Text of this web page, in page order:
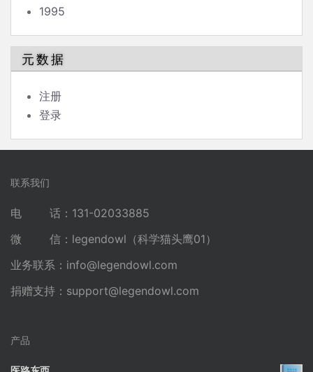
1995
元数据
注册
登录
联系我们
电 话：131-02033885
微 信：legendowl（科学猫头鹰01）
业务联系： info@legendowl.com
捐赠支持： support@legendowl.com
产品